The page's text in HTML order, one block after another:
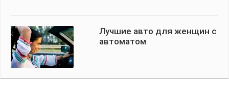
Лучшие авто для женщин с
автоматом